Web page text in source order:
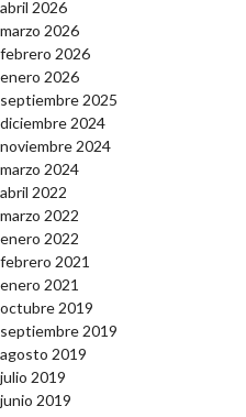
abril 2026
marzo 2026
febrero 2026
enero 2026
septiembre 2025
diciembre 2024
noviembre 2024
marzo 2024
abril 2022
marzo 2022
enero 2022
febrero 2021
enero 2021
octubre 2019
septiembre 2019
agosto 2019
julio 2019
junio 2019